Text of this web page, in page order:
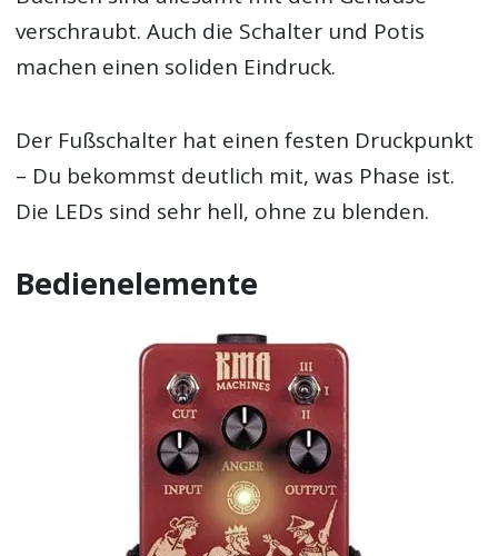
verschraubt. Auch die Schalter und Potis
machen einen soliden Eindruck.
Der Fußschalter hat einen festen Druckpunkt
– Du bekommst deutlich mit, was Phase ist.
Die LEDs sind sehr hell, ohne zu blenden.
Bedienelemente